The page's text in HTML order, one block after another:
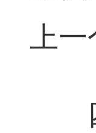
上
四